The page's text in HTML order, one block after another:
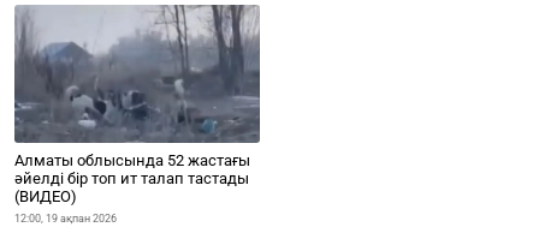
Алматы облысында 52 жастағы
әйелді бір топ ит талап тастады
(ВИДЕО)
12:00, 19 ақпан 2026